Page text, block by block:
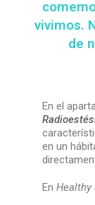
vivimos.
de
En el
en un
En Healthy